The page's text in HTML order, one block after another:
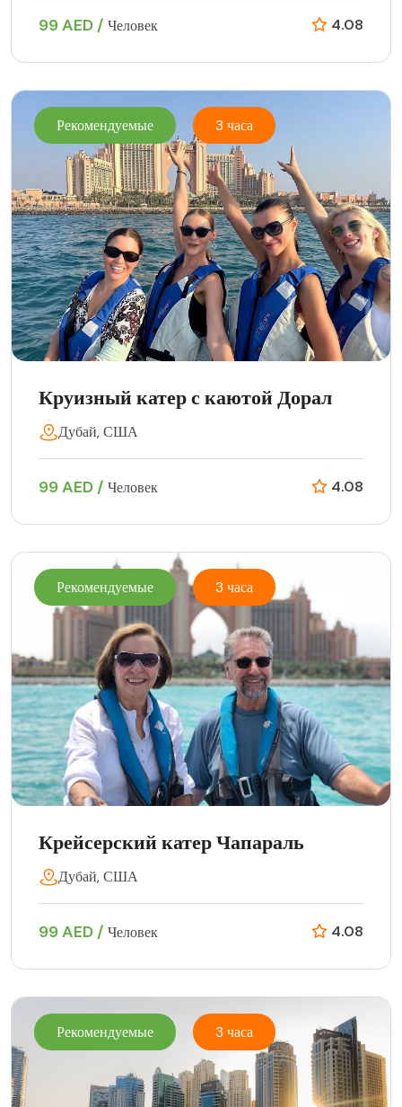
99 AED / Человек 4.08
Рекомендуемые 3 часа
Круизный катер с каютой Дорал
Дубай, США
99 AED / Человек 4.08
Рекомендуемые 3 часа
Крейсерский катер Чапараль
Дубай, США
99 AED / Человек 4.08
Рекомендуемые 3 часа